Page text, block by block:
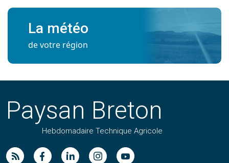
La météo
de votre région
Paysan Breton
Hebdomadaire Technique Agricole